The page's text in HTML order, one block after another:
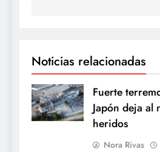
Noticias relacionadas
Fuerte
Japón deja al
heridos
Nora Rivas